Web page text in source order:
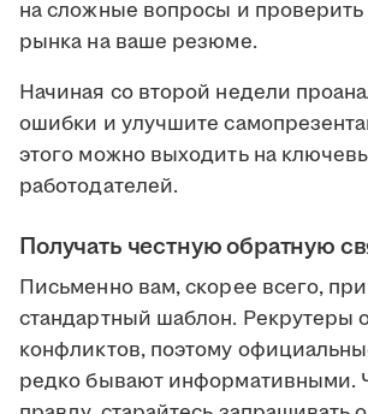
на сложные вопросы и
рынка на ваше резюме.
Начиная со второй недели
ошибки и улучшите
этого можно выходить на
работодателей.
Получать честную обратную
Письменно вам, скорее всего,
стандартный шаблон. Рекрутеры
конфликтов, поэтому
редко бывают информативными.